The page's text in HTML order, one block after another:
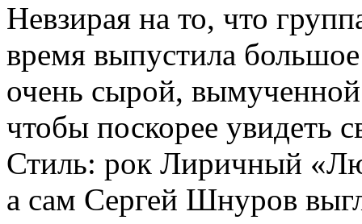
Невзирая на то, что
время выпустила
очень сырой,
чтобы поскорее увидеть
Стиль: рок Лиричный
а сам Сергей Шнуров